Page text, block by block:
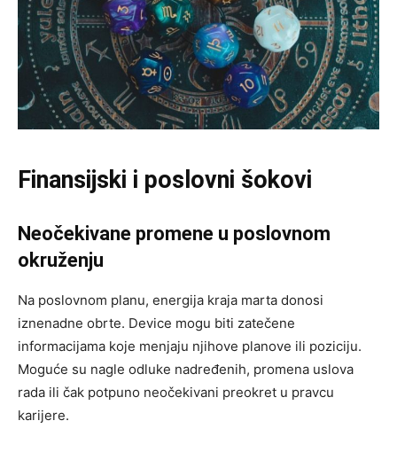
Finansijski i poslovni šokovi
Neočekivane promene u poslovnom
okruženju
Na poslovnom planu, energija kraja marta donosi
iznenadne obrte. Device mogu biti zatečene
informacijama koje menjaju njihove planove ili poziciju.
Moguće su nagle odluke nadređenih, promena uslova
rada ili čak potpuno neočekivani preokret u pravcu
karijere.